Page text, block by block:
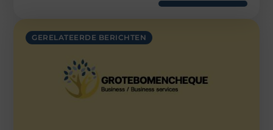
GERELATEERDE BERICHTEN